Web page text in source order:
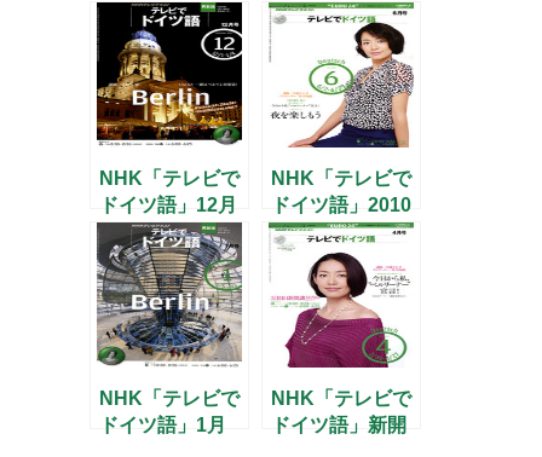
号
NHK「テレビで
ドイツ語」12月
NHK「テレビで
ドイツ語」2010
年6月号『エー
ミールと探偵た
ち』
NHK「テレビで
ドイツ語」1月
NHK「テレビで
ドイツ語」新開